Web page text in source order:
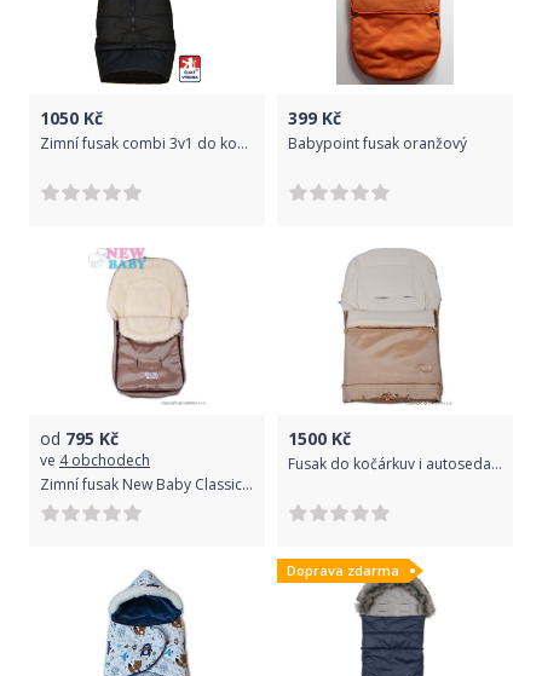
1050 Kč
Zimní fusak combi 3v1 do kočárku, winter bag bílý, Dětský svět
399 Kč
Babypoint fusak oranžový
od 795 Kč
ve 4 obchodech
Zimní fusak New Baby Classic Wool brown
1500 Kč
Fusak do kočárkuv i autosedačky fleece - WOMAR 3v1 béžový
Doprava zdarma